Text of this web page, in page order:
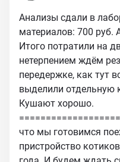
Анализы сдали в
материалов: 700 руб.
Итого потратили на
нетерпением ждём
передержке, как тут
выделили отдельную
Кушают хорошо.
что мы готовимся
пристройство